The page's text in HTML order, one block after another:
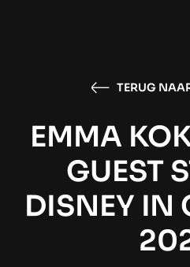
TERUG
EMMA
GUEST
DISNEY IN